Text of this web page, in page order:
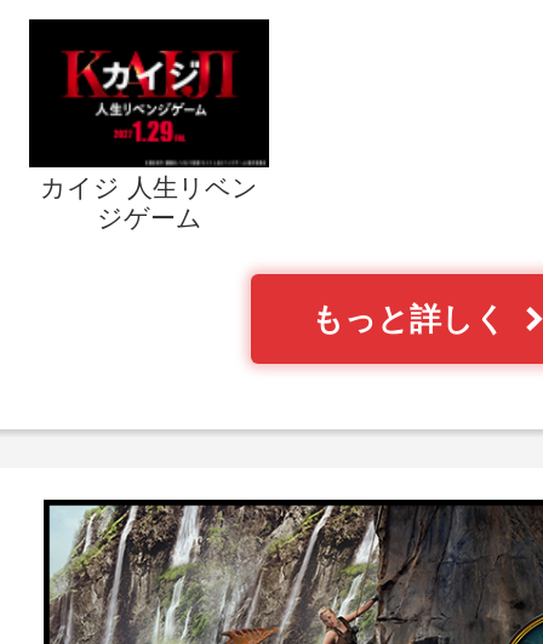
カイジ 人生リベン
ジゲーム
もっと詳しく